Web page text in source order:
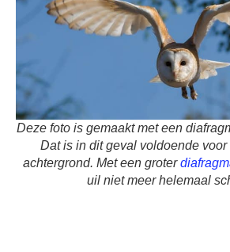
Deze foto is gemaakt met een
Dat is in dit geval voldoende
achtergrond. Met een groter
uil niet meer helemaal